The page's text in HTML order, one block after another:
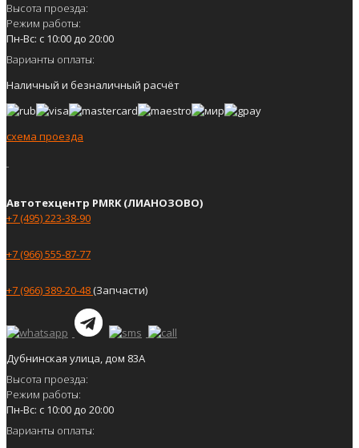
Высота проезда:
Режим работы:
Пн-Вс: с 10:00 до 20:00
Варианты оплаты:
Наличный и безналичный расчёт
схема проезда
Автотехцентр PMRK (ЛИАНОЗОВО)
+7 (495) 223-38-90
+7 (966) 555-87-77
+7 (966) 389-20-48(Запчасти)
Дубнинская улица, дом 83А
Высота проезда:
Режим работы:
Пн-Вс: с 10:00 до 20:00
Варианты оплаты: